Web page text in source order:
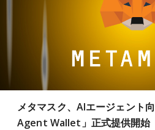
メタマスク、AIエージェント
Agent Wallet」正式提供開始